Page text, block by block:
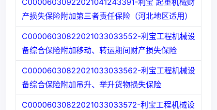
C00006030922021041243391-利宝 起重机械财
产损失保险附加第三者责任保险（河北地区适用）
C00006030822021033033552-利宝工程机械设
备综合保险附加移动、转运期间财产损失保险
C00006030822021033033562-利宝工程机械设
备综合保险附加吊升、举升货物损失保险
C00006030822021033033572-利宝工程机械设